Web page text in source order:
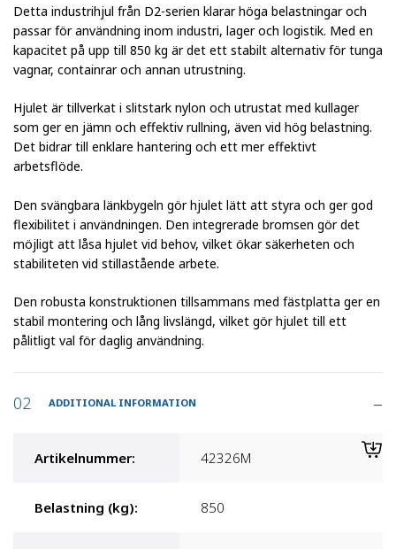
Detta industrihjul från D2-serien klarar höga belastningar och
passar för användning inom industri, lager och logistik. Med en
kapacitet på upp till 850 kg är det ett stabilt alternativ för tunga
vagnar, containrar och annan utrustning.
Hjulet är tillverkat i slitstark nylon och utrustat med kullager
som ger en jämn och effektiv rullning, även vid hög belastning.
Det bidrar till enklare hantering och ett mer effektivt
arbetsflöde.
Den svängbara länkbygeln gör hjulet lätt att styra och ger god
flexibilitet i användningen. Den integrerade bromsen gör det
möjligt att låsa hjulet vid behov, vilket ökar säkerheten och
stabiliteten vid stillastående arbete.
Den robusta konstruktionen tillsammans med fästplatta ger en
stabil montering och lång livslängd, vilket gör hjulet till ett
pålitligt val för daglig användning.
ADDITIONAL INFORMATION
Artikelnummer: 42326M
Belastning (kg): 850